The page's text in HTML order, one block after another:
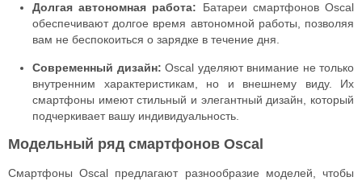
Долгая автономная работа: Батареи смартфонов Oscal
обеспечивают долгое время автономной работы, позволяя
вам не беспокоиться о зарядке в течение дня.
Современный дизайн: Oscal уделяют внимание не только
внутренним характеристикам, но и внешнему виду. Их
смартфоны имеют стильный и элегантный дизайн, который
подчеркивает вашу индивидуальность.
Модельный ряд смартфонов Oscal
Смартфоны Oscal предлагают разнообразие моделей, чтобы